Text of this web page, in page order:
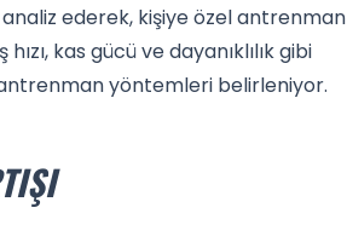
ederek, kişiye özel antrenman
kas gücü ve dayanıklılık gibi
yöntemleri belirleniyor.